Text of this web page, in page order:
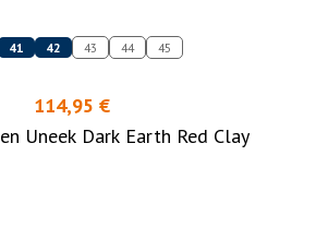
41 42 43 44 45
114,95 €
Uneek Dark Earth Red Clay